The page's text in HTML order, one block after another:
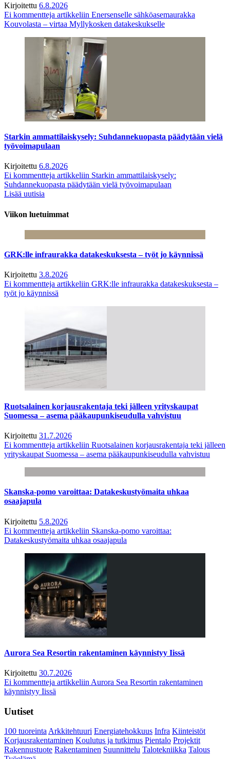
Kirjoitettu 6.8.2026
Ei kommentteja artikkeliin Enersenselle sähköasemaurakka
Kouvolasta – virtaa Myllykosken datakeskukselle
Starkin ammattilaiskysely: Suhdannekuopasta päädytään vielä
työvoimapulaan
Kirjoitettu 6.8.2026
Ei kommentteja artikkeliin Starkin ammattilaiskysely:
Suhdannekuopasta päädytään vielä työvoimapulaan
Lisää uutisia
Viikon luetuimmat
GRK:lle infraurakka datakeskuksesta – työt jo käynnissä
Kirjoitettu 3.8.2026
Ei kommentteja artikkeliin GRK:lle infraurakka datakeskuksesta –
työt jo käynnissä
Ruotsalainen korjausrakentaja teki jälleen yrityskaupat
Suomessa – asema pääkaupunkiseudulla vahvistuu
Kirjoitettu 31.7.2026
Ei kommentteja artikkeliin Ruotsalainen korjausrakentaja teki jälleen
yrityskaupat Suomessa – asema pääkaupunkiseudulla vahvistuu
Skanska-pomo varoittaa: Datakeskustyömaita uhkaa
osaajapula
Kirjoitettu 5.8.2026
Ei kommentteja artikkeliin Skanska-pomo varoittaa:
Datakeskustyömaita uhkaa osaajapula
Aurora Sea Resortin rakentaminen käynnistyy Iissä
Kirjoitettu 30.7.2026
Ei kommentteja artikkeliin Aurora Sea Resortin rakentaminen
käynnistyy Iissä
Uutiset
100 tuoreintaArkkitehtuuri Energiatehokkuus Infra Kiinteistöt
Korjausrakentaminen Koulutus ja tutkimus Pientalo Projektit
Rakennustuote Rakentaminen Suunnittelu Talotekniikka Talous